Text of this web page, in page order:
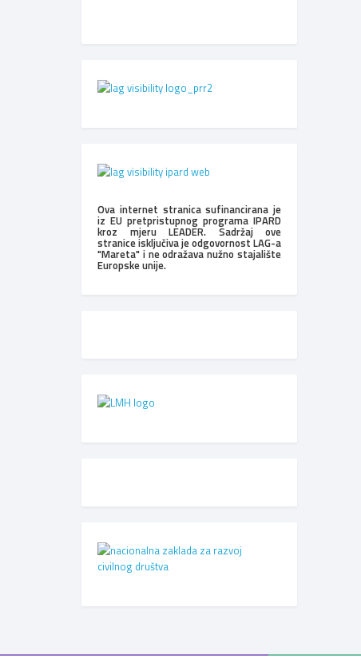
Ova internet stranica sufinancirana je
iz EU pretpristupnog programa IPARD
kroz mjeru LEADER. Sadržaj ove
stranice isključiva je odgovornost LAG-a
"Mareta" i ne odražava nužno stajalište
Europske unije.